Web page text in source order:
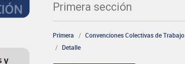
Primera sección
Primera
Convenciones Colectivas de Trabajo
Detalle